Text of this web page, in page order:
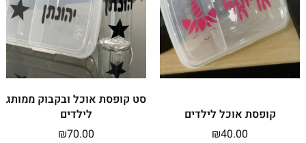
קופסת אוכל לילדים
₪40.00
סט קופסת אוכל ובקבוק ממותג
לילדים
₪70.00